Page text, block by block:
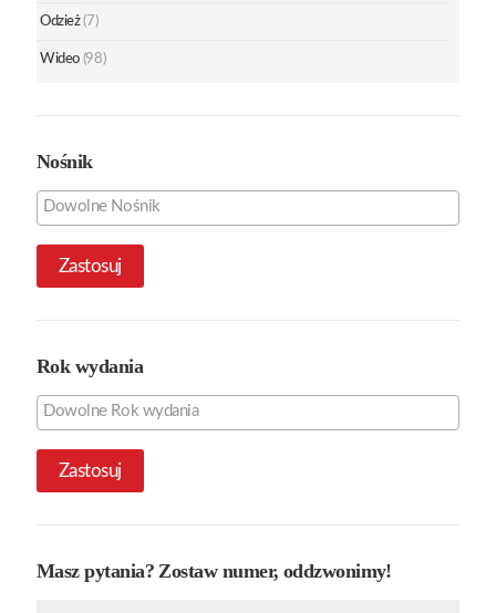
Odzież (7)
Wideo (98)
Nośnik
Zastosuj
Rok wydania
Zastosuj
Masz pytania? Zostaw numer, oddzwonimy!